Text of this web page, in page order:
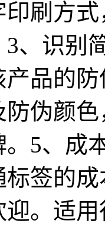
印刷方
、识别
品的
防伪颜
5、成
标签的
迎。适